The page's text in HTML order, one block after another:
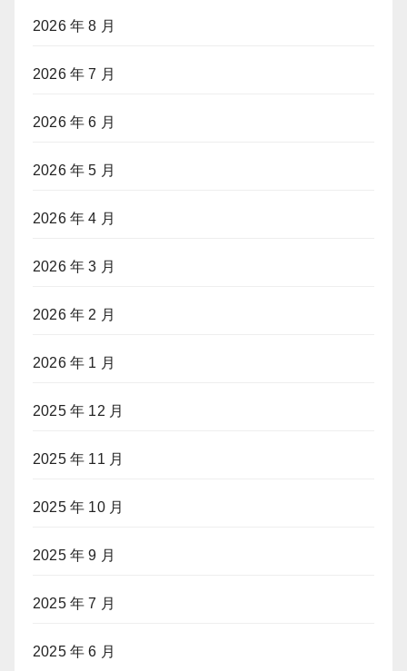
2026 年 8 月
2026 年 7 月
2026 年 6 月
2026 年 5 月
2026 年 4 月
2026 年 3 月
2026 年 2 月
2026 年 1 月
2025 年 12 月
2025 年 11 月
2025 年 10 月
2025 年 9 月
2025 年 7 月
2025 年 6 月